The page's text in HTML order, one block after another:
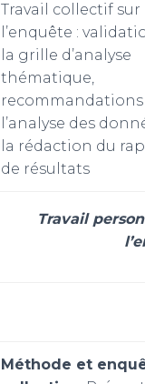
Travail collectif sur
l’enquête :
la grille d’analyse
thématique,
l’analyse des
la rédaction du
de résultats
Travail
Méthode et